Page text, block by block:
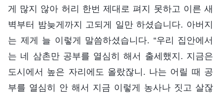
게 많지 않아 허리 한번 제대로 펴지 못하고 이른 새
벽부터 밤늦게까지 고되게 일만 하셨습니다. 아버지
는 제게 늘 이렇게 말씀하셨습니다. “우리 집안에서
는 네 삼촌만 공부를 열심히 해서 출세했지. 지금은
도시에서 높은 자리에도 올랐잖니. 나는 어릴 때 공
부를 열심히 안 해서 지금 이렇게 농사나 짓고 살잖